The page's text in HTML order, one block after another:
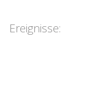
Ereignisse